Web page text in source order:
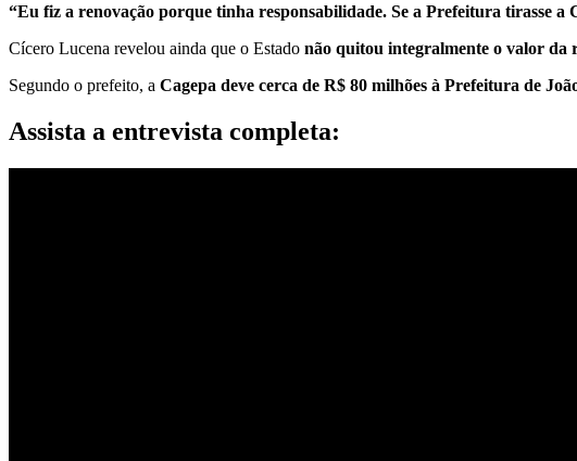
“Eu fiz a renovação porque tinha responsabilidade. Se a Prefeitura tirasse a
Cícero Lucena revelou ainda que o Estado não quitou integralmente o valor da
Segundo o prefeito, a Cagepa deve cerca de R$ 80 milhões à Prefeitura de
Assista a entrevista completa: